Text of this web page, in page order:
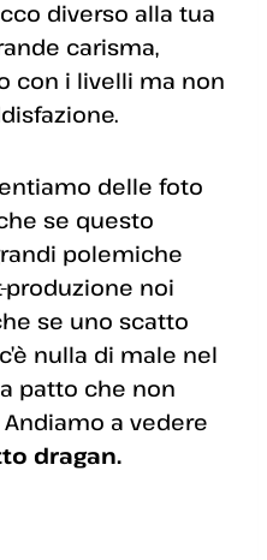
diverso alla tua
carisma,
con i livelli ma non
delle foto
se questo
polemiche
produzione noi
se uno scatto
nulla di male nel
patto che non
a vedere
dragan.